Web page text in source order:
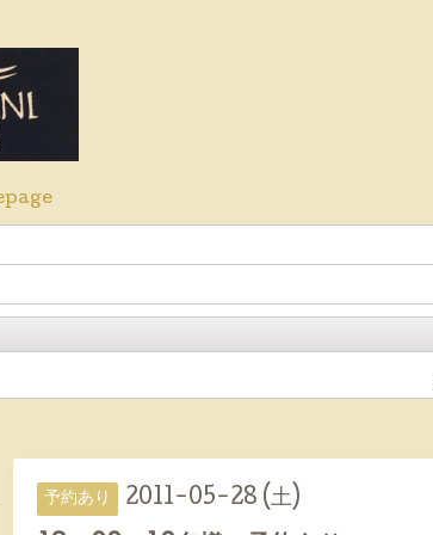
予約あり 2011-05-28 (土)